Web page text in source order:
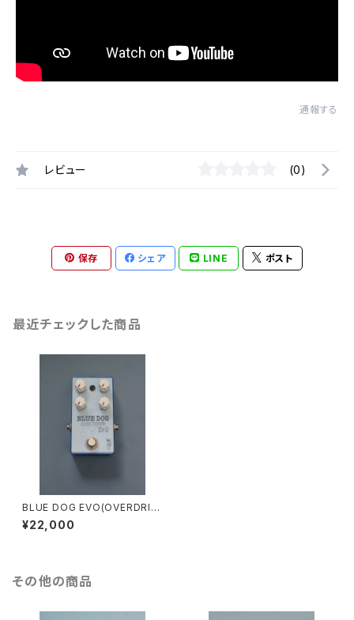
通報する
レビュー (0)
保存 シェア LINE ポスト
最近チェックした商品
BLUE DOG EVO(OVERDRIV
E)
¥22,000
その他の商品